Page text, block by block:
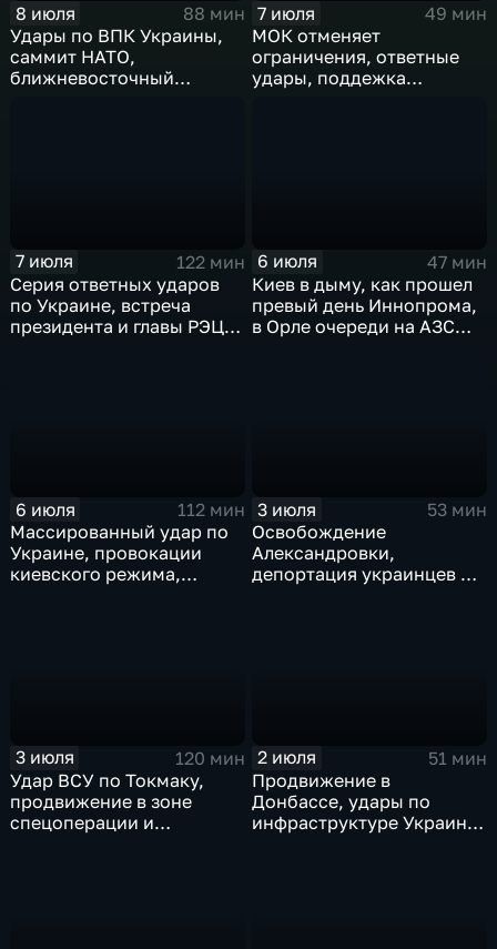
8 июля
88 мин
Удары по ВПК Украины,
саммит НАТО,
ближневосточный
7 июля
49 мин
МОК отменяет
ограничения, ответные
удары, поддежка
7 июля
122 мин
Серия ответных ударов
по Украине, встреча
президента и главы РЭЦ,
6 июля
47 мин
Киев в дыму, как прошел
превый день Иннопрома,
в Орле очереди на АЗС
6 июля
112 мин
Массированный удар по
Украине, провокации
киевского режима,
3 июля
53 мин
Освобождение
Александровки,
депортация украинцев из
3 июля
120 мин
Удар ВСУ по Токмаку,
продвижение в зоне
спецоперации и
2 июля
51 мин
Продвижение в
Донбассе, удары по
инфраструктуре Украины,